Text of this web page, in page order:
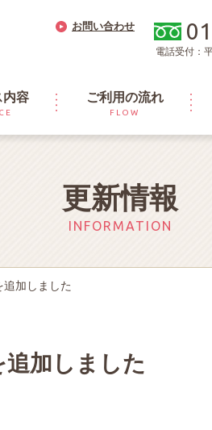
お問い合わせ
電話受付：
内容 ご利用の流れ
FLOW
更新情報
INFORMATION
加しました
加しました